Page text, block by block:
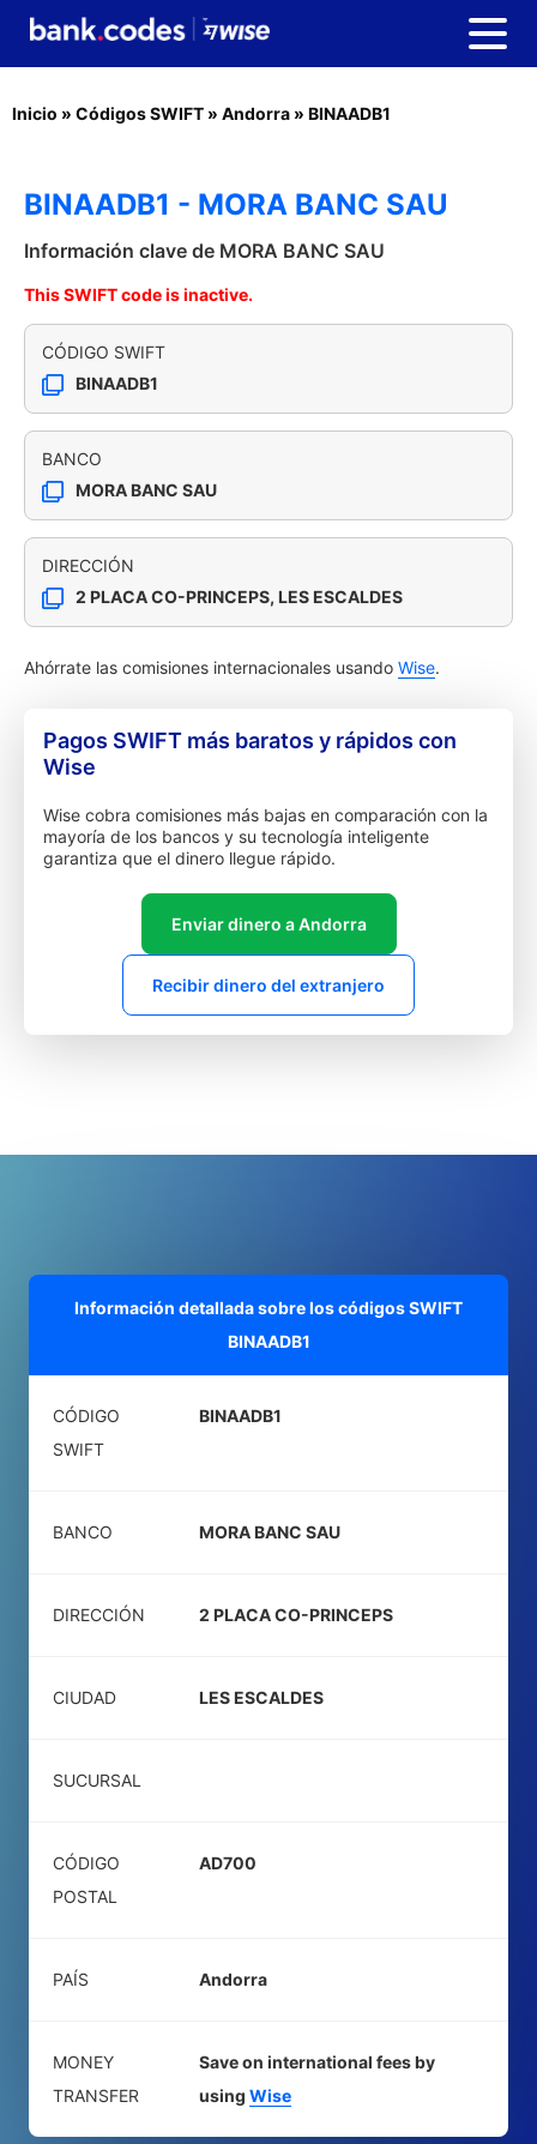
Inicio » Códigos SWIFT » Andorra » BINAADB1
BINAADB1 - MORA BANC SAU
Información clave de MORA BANC SAU
This SWIFT code is inactive.
CÓDIGO SWIFT
BINAADB1
BANCO
MORA BANC SAU
DIRECCIÓN
2 PLACA CO-PRINCEPS, LES ESCALDES
Ahórrate las comisiones internacionales usando Wise.
Pagos SWIFT más baratos y rápidos con
Wise
Wise cobra comisiones más bajas en comparación con la
mayoría de los bancos y su tecnología inteligente
garantiza que el dinero llegue rápido.
Enviar dinero a Andorra
Recibir dinero del extranjero
Información detallada sobre los códigos SWIFT
BINAADB1
CÓDIGO
SWIFT
BINAADB1
BANCO MORA BANC SAU
DIRECCIÓN 2 PLACA CO-PRINCEPS
CIUDAD LES ESCALDES
SUCURSAL
CÓDIGO
POSTAL
AD700
PAÍS Andorra
MONEY
TRANSFER
Save on international fees by
using Wise